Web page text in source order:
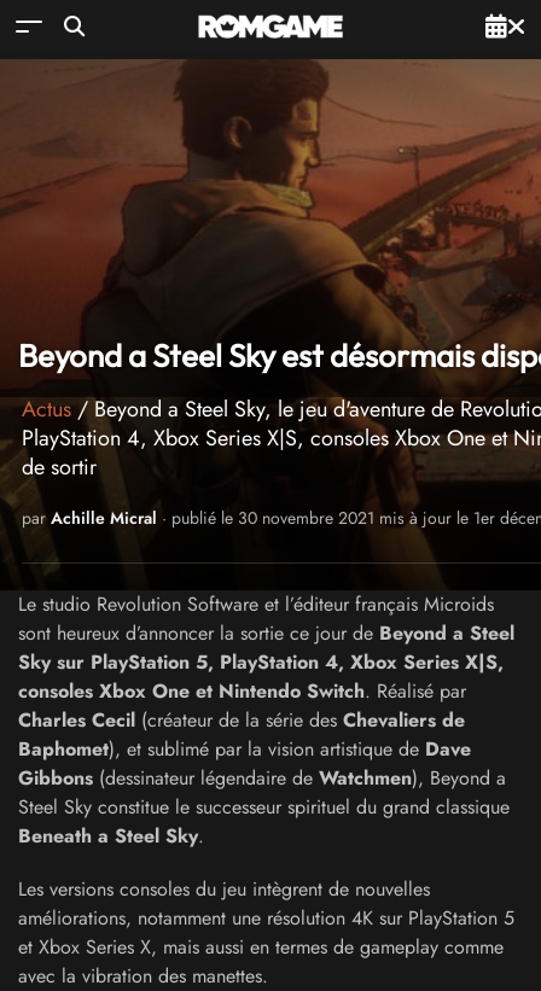
Beyond a Steel Sky est désormais
Actus / Beyond a Steel Sky, le jeu d'aventure de
PlayStation 4, Xbox Series X|S, consoles Xbox One et
de sortir
par Achille Micral · publié le 30 novembre 2021 mis à jour le 1er
Le studio Revolution Software et l’éditeur français Microids
sont heureux d’annoncer la sortie ce jour de Beyond a Steel
Sky sur PlayStation 5, PlayStation 4, Xbox Series X|S,
consoles Xbox One et Nintendo Switch. Réalisé par
Charles Cecil (créateur de la série des Chevaliers de
Baphomet), et sublimé par la vision artistique de Dave
Gibbons (dessinateur légendaire de Watchmen), Beyond a
Steel Sky constitue le successeur spirituel du grand classique
Beneath a Steel Sky.
Les versions consoles du jeu intègrent de nouvelles
améliorations, notamment une résolution 4K sur PlayStation 5
et Xbox Series X, mais aussi en termes de gameplay comme
avec la vibration des manettes.